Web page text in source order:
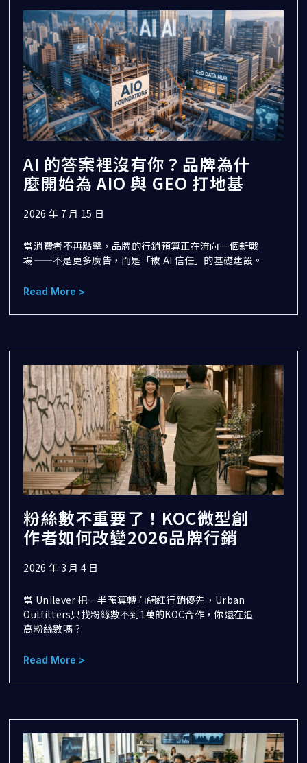
AI 的答案裡沒有你？品牌為什
麼開始為 AIO 與 GEO 打地基
2026 年 7 月 15 日
當消費者不再點擊，品牌的行銷預算正在流向一個新戰
場——不是更多廣告，而是「被 AI 信任」的基礎建設。
Read More >
粉絲數不重要了！KOC微型創
作者如何改變2026品牌行銷
2026 年 3 月 4 日
當 Unilever 把一半預算轉向網紅行銷優先，Urban
Outfitters只找粉絲數不到1萬的KOC合作，你還在追
高粉絲數嗎？
Read More >